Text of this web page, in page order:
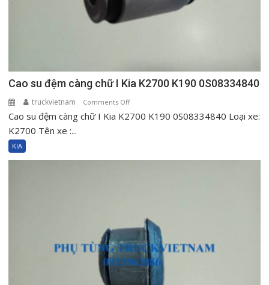
Cao su đệm càng chữ I Kia K2700 K190 0S08334840
truckvietnam Comments Offon
Cao
K190
0S08334840
Cao su đệm càng chữ I Kia K2700 K190 0S08334840 Loại xe:
K2700 Tên xe :...
KIA